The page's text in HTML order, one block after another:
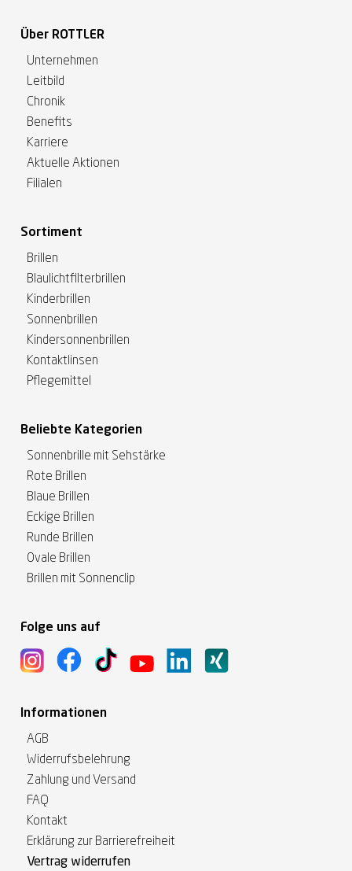
Über ROTTLER
Unternehmen
Leitbild
Chronik
Benefits
Karriere
Aktuelle Aktionen
Filialen
Sortiment
Brillen
Blaulichtfilterbrillen
Kinderbrillen
Sonnenbrillen
Kindersonnenbrillen
Kontaktlinsen
Pflegemittel
Beliebte Kategorien
Sonnenbrille mit Sehstärke
Rote Brillen
Blaue Brillen
Eckige Brillen
Runde Brillen
Ovale Brillen
Brillen mit Sonnenclip
Folge uns auf
Informationen
AGB
Widerrufsbelehrung
Zahlung und Versand
FAQ
Kontakt
Erklärung zur Barrierefreiheit
Vertrag widerrufen